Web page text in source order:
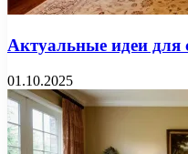
Актуальные идеи для
01.10.2025